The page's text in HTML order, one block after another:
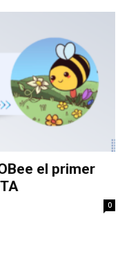
el primer
0